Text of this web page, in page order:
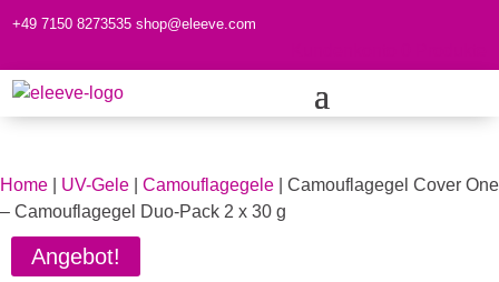
+49 7150 8273535 shop@eleeve.com
Home UV-Gele Camouflagegele | Camouflagegel Cover One
– Camouflagegel Duo-Pack 2 x 30 g
Angebot!